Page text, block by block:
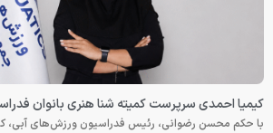
کیمیا احمدی سرپرست کمیته شنا هنری بانوان
با حکم محسن رضوانی، رئیس فدراسیون ورزش‌های آبی،